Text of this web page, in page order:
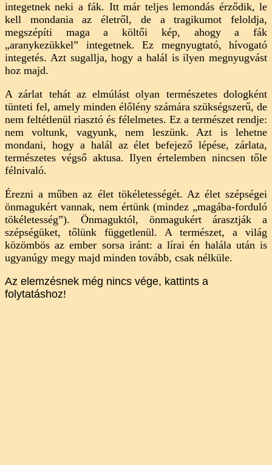
integetnek neki a fák. Itt már teljes lemondás érződik, le
kell mondania az életről, de a tragikumot feloldja,
megszépíti maga a költői kép, ahogy a fák
„aranykezükkel” integetnek. Ez megnyugtató, hívogató
integetés. Azt sugallja, hogy a halál is ilyen megnyugvást
hoz majd.
A zárlat tehát az elmúlást olyan természetes dologként
tünteti fel, amely minden élőlény számára szükségszerű, de
nem feltétlenül riasztó és félelmetes. Ez a természet rendje:
nem voltunk, vagyunk, nem leszünk. Azt is lehetne
mondani, hogy a halál az élet befejező lépése, zárlata,
természetes végső aktusa. Ilyen értelemben nincsen tőle
félnivaló.
Érezni a műben az élet tökéletességét. Az élet szépségei
önmagukért vannak, nem értünk (mindez „magába-forduló
tökéletesség”). Önmaguktól, önmagukért árasztják a
szépségüket, tőlünk függetlenül. A természet, a világ
közömbös az ember sorsa iránt: a lírai én halála után is
ugyanúgy megy majd minden tovább, csak nélküle.
Az elemzésnek még nincs vége, kattints a
folytatáshoz!